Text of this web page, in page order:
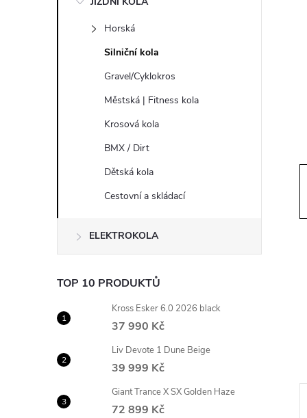
í
p
a
n
e
l
Horská
Silniční kola
Gravel/Cyklokros
Městská | Fitness kola
Krosová kola
BMX / Dirt
Dětská kola
Cestovní a skládací
ELEKTROKOLA
TOP 10 PRODUKTŮ
Kross Esker 6.0 2026 black
37 990 Kč
Liv Devote 1 Dune Beige
39 999 Kč
Giant Trance X SX Golden Haze
72 899 Kč